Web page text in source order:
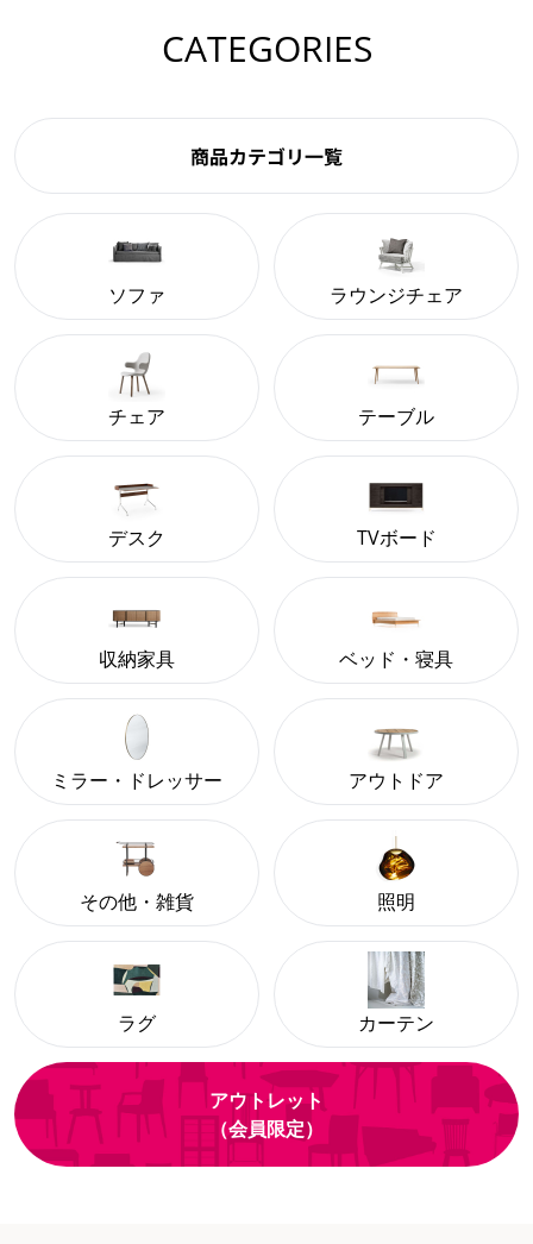
CATEGORIES
商品カテゴリ一覧
ソファ ラウンジチェア
チェア テーブル
デスク TVボード
収納家具 ベッド・寝具
ミラー・ドレッサー アウトドア
その他・雑貨 照明
ラグ カーテン
アウトレット
（会員限定）